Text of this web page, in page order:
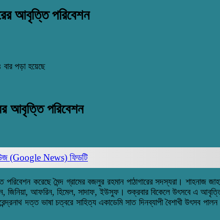
আবৃত্তি পরিবেশন
পড়া হয়েছে
আবৃত্তি পরিবেশন
(Google News) ফিডটি
করেছে মৈন্দ গ্রামের বজলুর রহমান পাঠাগারের সদস্যরা। শাহনাজ
জিনিয়া, আফরিন, হিমেল, সাদাফ, ইউসুফ। শুক্রবার বিকেলে উৎসবে এ
দত্ত ভাষা চত্বরে সাহিত্য একাডেমি সাত দিনব্যাপী বৈশাখী উৎসব